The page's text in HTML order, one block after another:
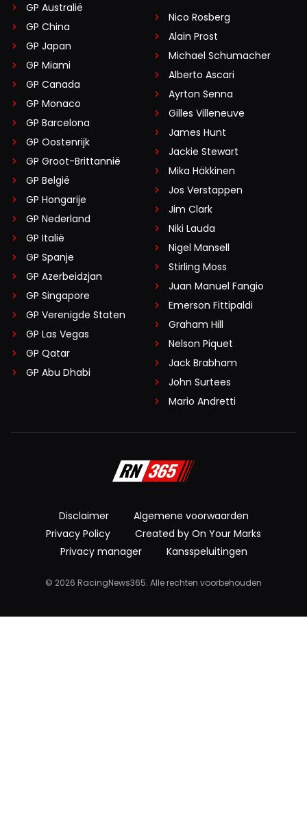
GP Australië
GP China
GP Japan
GP Miami
GP Canada
GP Monaco
GP Barcelona
GP Oostenrijk
GP Groot-Brittannië
GP België
GP Hongarije
GP Nederland
GP Italië
GP Spanje
GP Azerbeidzjan
GP Singapore
GP Verenigde Staten
GP Las Vegas
GP Qatar
GP Abu Dhabi
Nico Rosberg
Alain Prost
Michael Schumacher
Alberto Ascari
Ayrton Senna
Gilles Villeneuve
James Hunt
Jackie Stewart
Mika Häkkinen
Jos Verstappen
Jim Clark
Niki Lauda
Nigel Mansell
Stirling Moss
Juan Manuel Fangio
Emerson Fittipaldi
Graham Hill
Nelson Piquet
Jack Brabham
John Surtees
Mario Andretti
Disclaimer
Algemene voorwaarden
Privacy Policy
Created by On Your Marks
Privacy manager
Kansspeluitingen
© 2026 RacingNews365. Alle rechten voorbehouden